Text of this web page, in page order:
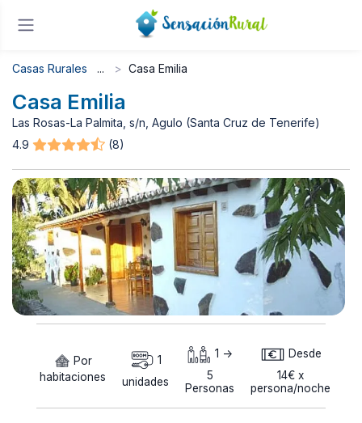
Casas Rurales Casa Emilia
Casa Emilia
Las Rosas-La Palmita, s/n, Agulo (Santa Cruz de Tenerife)
4.9
(8)
Por
habitaciones
1
unidades
1 ->
5
Personas
Desde
14€ x
persona/noche